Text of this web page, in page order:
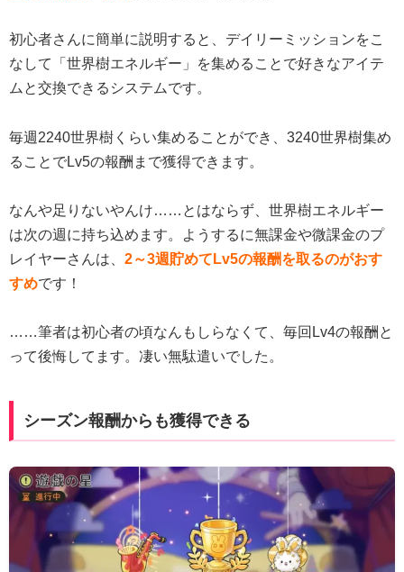
初心者さんに簡単に説明すると、デイリーミッションをこ
なして「世界樹エネルギー」を集めることで好きなアイテ
ムと交換できるシステムです。
毎週2240世界樹くらい集めることができ、3240世界樹集め
ることでLv5の報酬まで獲得できます。
なんや足りないやんけ……とはならず、世界樹エネルギー
は次の週に持ち込めます。ようするに無課金や微課金のプ
レイヤーさんは、 2～3週貯めてLv5の報酬を取るのがおす
すめです！
……筆者は初心者の頃なんもしらなくて、毎回Lv4の報酬と
って後悔してます。凄い無駄遣いでした。
シーズン報酬からも獲得できる